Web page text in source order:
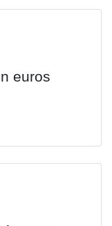
euros